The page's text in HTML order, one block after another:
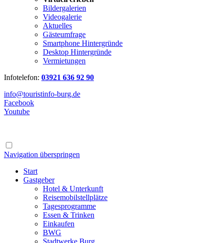
Bildergalerien
Videogalerie
Aktuelles
Gästeumfrage
Smartphone Hintergründe
Desktop Hintergründe
Vermietungen
Infotelefon: 03921 636 92 90
info@touristinfo-burg.de
Facebook
Youtube
Navigation überspringen
Start
Gastgeber
Hotel & Unterkunft
Reisemobilstellplätze
Tagesprogramme
Essen & Trinken
Einkaufen
BWG
Stadtwerke Burg